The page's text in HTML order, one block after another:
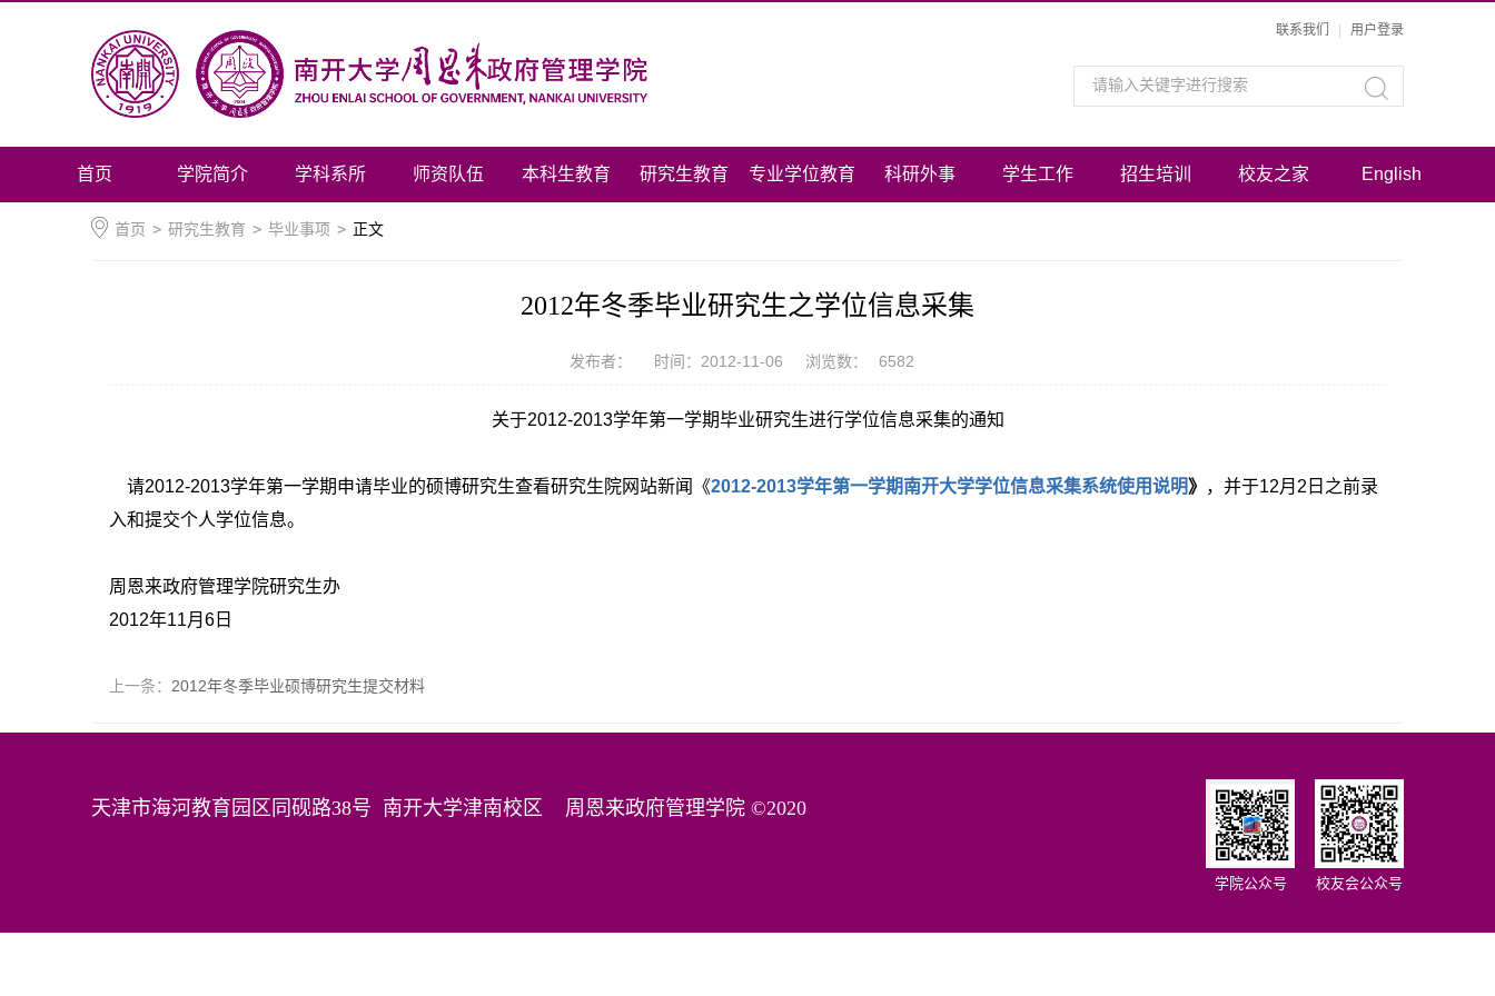
联系我们 用户登录
首页 学院简介 学科系所 师资队伍 本科生教育 研究生教育 专业学位教育 科研外事 学生工作 招生培训 校友之家 English
首页 > 研究生教育 > 毕业事项 > 正文
2012年冬季毕业研究生之学位信息采集
发布者： 时间：2012-11-06 浏览数： 6582
关于2012-2013学年第一学期毕业研究生进行学位信息采集的通知
请2012-2013学年第一学期申请毕业的硕博研究生查看研究生院网站新闻《2012-2013学年第一学期南开大学学位信息采集系统使用说明》 ，并于12月2日之前录
入和提交个人学位信息。
周恩来政府管理学院研究生办
2012年11月6日
上一条： 2012年冬季毕业硕博研究生提交材料
天津市海河教育园区同砚路38号 南开大学津南校区 周恩来政府管理学院 ©2020
学院公众号 校友会公众号